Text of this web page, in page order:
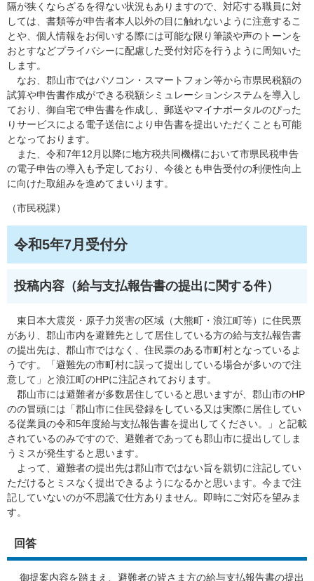
隔が狭くならざるを得ない状況もありますので、対応する職員に対
しては、書類等が申告者本人以外の目に触れないように注意するこ
とや、個人情報をお伺いする際には可能な限り筆談や声のトーンを
おとすなどプライバシーに配慮した受付対応を行うように周知いた
します。
なお、郡山市ではパソコン・スマートフォン等から市県民税額の
試算や申告書作成ができる税額シミュレーションシステムを導入し
ており、御自宅で申告書を作成し、郵送やマイナポータルのぴった
りサービスによる電子送信により申告書を提出いただくことも可能
となっております。
また、令和7年12月以降に地方税共同機構において市県民税申告
の電子申告の導入も予定しており、今後とも申告受付の利便性向上
に向けた取組みを進めてまいります。
（市民税課）
令和5年7月受付分
投稿内容（給与支払報告書の提出に関する件）
東日本大震災・原子力災害の区域（大熊町・浪江町等）に住民票
があり、郡山市内を避難先として居住している方の給与支払報告書
の提出先は、郡山市ではなく、住民票のある市町村となっているよ
うです。「避難先の市町村に誤って提出している場合が多いので注
意して」と浪江町のHPに注記されております。
郡山市には避難者が多数居住していると思いますが、郡山市のHP
のの冒頭には「郡山市に住民登録をしている又は実際に居住してい
る従業員の令和5年度給与支払報告書を提出してください。」と記載
されているのみですので、避難者であっても郡山市に提出してしま
うミスが発生すると思います。
よって、避難者の提出先は郡山市ではない旨を親切に注記してい
ただけるとミスなく提出できるようになるかと思います。今まで注
記していないのが不思議で仕方ありません。即時にご対応を望みま
す。
回答
御提案内容を踏まえ、避難者の皆さま方の給与支払報告書の提出